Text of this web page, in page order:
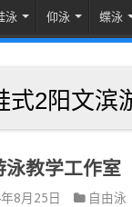
泳 仰泳 蝶泳
式2阳文滨
教学工作室
8月25日 自由泳